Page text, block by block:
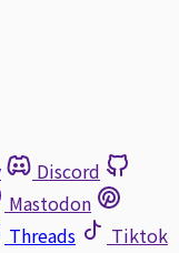
Discord
Mastodon
Threads
Tiktok